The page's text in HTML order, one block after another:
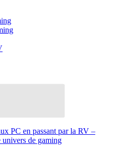
PC en passant par la RV –
univers de gaming